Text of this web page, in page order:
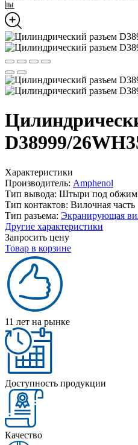
D38999/
Характеристики
Производитель: Amphenol
Тип вывода: Штыри под обжим
Тип контактов: Вилочная часть
Тип разъема: Экранирующая
Другие характеристики
Запросить цену
Товар в корзине
11 лет на рынке
Доступность продукции
Качество